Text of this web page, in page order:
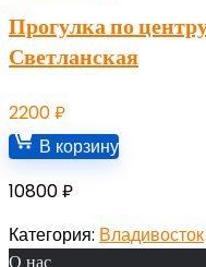
Прогулка по
Светланская
2200₽
В корзину
10800₽
Категория: Владивосток
О нас